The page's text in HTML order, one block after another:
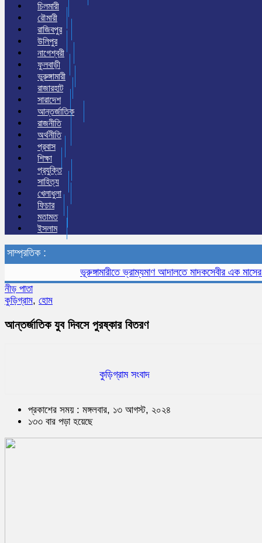
চিলমারী
রৌমারী
রাজিবপুর
উলিপুর
নাগেশ্বরী
ফুলবাড়ী
ভুরুঙ্গামারী
রাজারহাট
সারাদেশ
আন্তর্জাতিক
রাজনীতি
অর্থনীতি
প্রবাস
শিক্ষা
প্রযুক্তি
সাহিত্য
খেলাধুলা
ফিচার
মতামত
ইসলাম
সাম্প্রতিক :
ভূরুঙ্গামারীতে ভ্রাম্যমাণ আদালতে মাদকসেবীর এক মাসের
নীড় পাতা
কুড়িগ্রাম, হোম
আন্তর্জাতিক যুব দিবসে পুরষ্কার বিতরণ
কুড়িগ্রাম সংবাদ
প্রকাশের সময় : মঙ্গলবার, ১৩ আগস্ট, ২০২৪
১৩৩ বার পড়া হয়েছে